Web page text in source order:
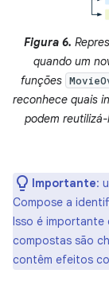
Figura 6.
quando um
funções
reconhece quais
podem
Importante:
Compose a
Isso é
compostas são
contêm efeitos